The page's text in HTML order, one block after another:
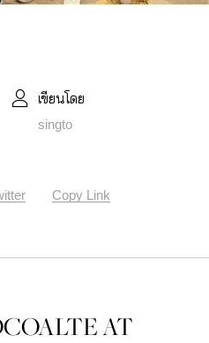
เขียนโดย
singto
Copy Link
AT